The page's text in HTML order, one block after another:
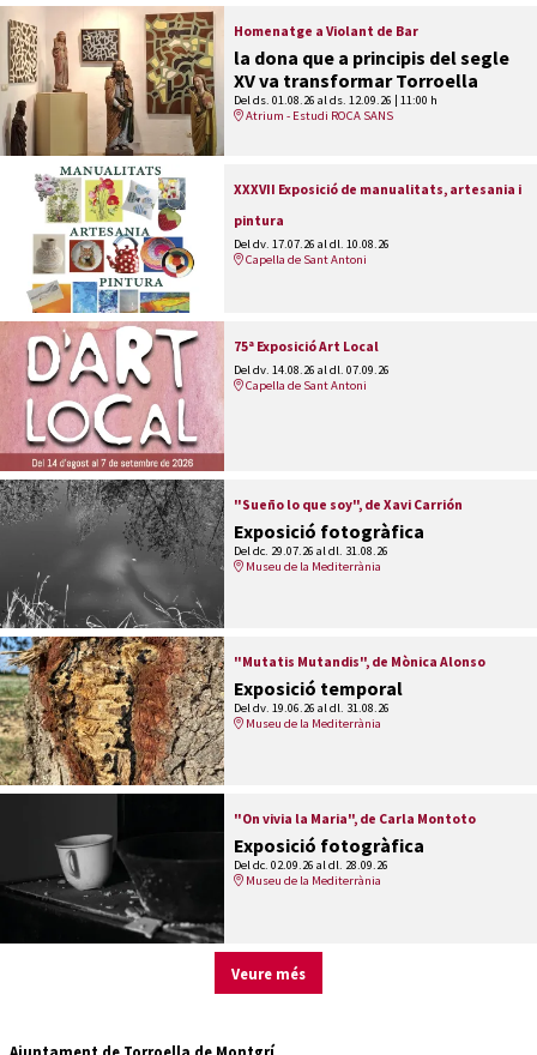
Homenatge a Violant de Bar
la dona que a principis del segle
XV va transformar Torroella
Del ds. 01.08.26 al ds. 12.09.26
11:00 h
Atrium - Estudi ROCA SANS
XXXVII Exposició de manualitats, artesania i
pintura
Del dv. 17.07.26 al dl. 10.08.26
Capella de Sant Antoni
75ª Exposició Art Local
Del dv. 14.08.26 al dl. 07.09.26
Capella de Sant Antoni
"Sueño lo que soy", de Xavi Carrión
Exposició fotogràfica
Del dc. 29.07.26 al dl. 31.08.26
Museu de la Mediterrània
"Mutatis Mutandis", de Mònica Alonso
Exposició temporal
Del dv. 19.06.26 al dl. 31.08.26
Museu de la Mediterrània
"On vivia la Maria", de Carla Montoto
Exposició fotogràfica
Del dc. 02.09.26 al dl. 28.09.26
Museu de la Mediterrània
Veure més